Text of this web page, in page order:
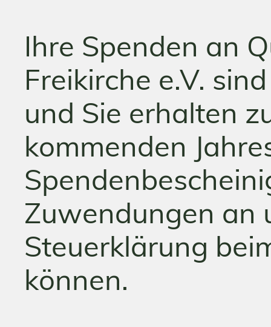
Ihre Spenden an
Freikirche e.V.
und Sie erhalten
kommenden
Zuwendungen an
Steuerklärung
können.